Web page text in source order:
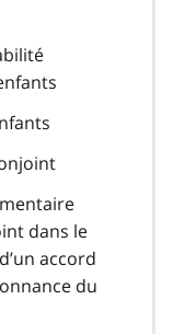
dans le
accord
du